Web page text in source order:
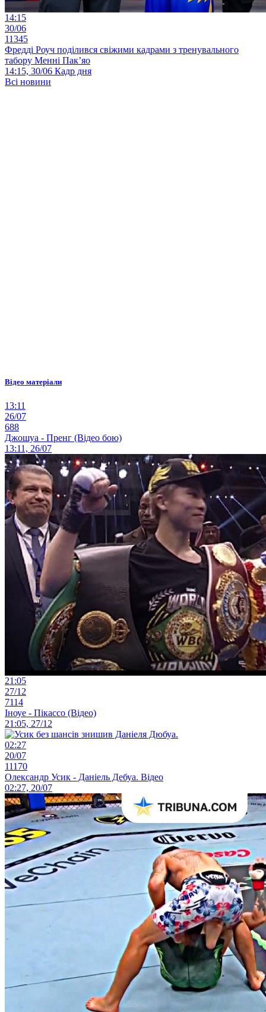
14:15
30/06
11345
Фредді Роуч поділився свіжими кадрами з тренувального
табору Менні Пак’яо
14:15, 30/06 Кадр дня
Всі новини
Відео матеріали
13:11
26/07
688
Джошуа - Пренг (Відео бою)
13:11, 26/07
21:05
27/12
7114
Іноуе - Пікассо (Відео)
21:05, 27/12
02:27
20/07
11170
Олександр Усик - Даніель Дебуа. Відео
02:27, 20/07